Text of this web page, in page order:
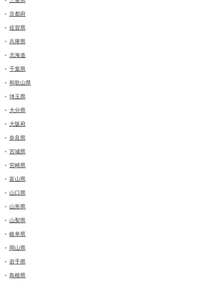
京都府
佐賀県
兵庫県
北海道
千葉県
和歌山県
埼玉県
大分県
大阪府
奈良県
宮城県
宮崎県
富山県
山口県
山形県
山梨県
岐阜県
岡山県
岩手県
島根県